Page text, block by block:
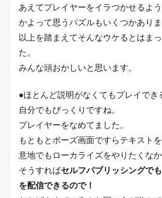
あえてプレイヤーをイラつかせるよ
かよって思うパズルもいくつかありま
以上を踏まえてそんなウケるとはま
た。
みんな頭おかしいと思います。
●ほとんど説明がなくてもプレイでき
自分でもびっくりですね。
プレイヤーをなめてました。
もともとポーズ画面ですらテキスト
意地でもローカライズをやりたくなか
そうすればセルフパブリッシングで
を配信できるので！